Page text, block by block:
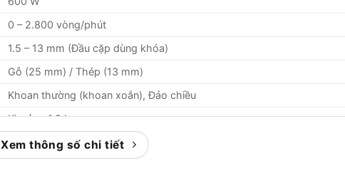
0 – 2.800 vòng/phút
1.5 – 13 mm (Đầu cặp dùng khóa)
Gỗ (25 mm) / Thép (13 mm)
Khoan thường (khoan xoắn), Đảo chiều
Khoảng 1.8 kg
Xem thông số chi tiết